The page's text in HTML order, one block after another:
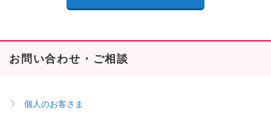
お問い合わせ・ご相談
個人のお客さま